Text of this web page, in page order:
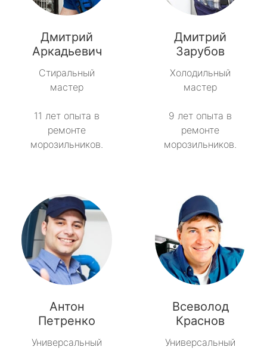
Дмитрий
Аркадьевич
Стиральный
мастер
11 лет опыта в
ремонте
морозильников.
Дмитрий
Зарубов
Холодильный
мастер
9 лет опыта в
ремонте
морозильников.
Антон
Петренко
Универсальный
Всеволод
Краснов
Универсальный